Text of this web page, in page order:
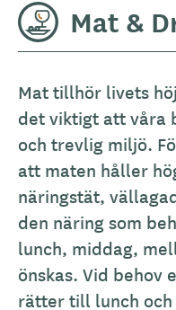
Mat &
A
l
l
m
ä
n
b
e
s
Mat tillhör livets
det viktigt att våra
och trevlig miljö.
att maten håller
näringstät,
den näring som
lunch, middag,
önskas. Vid behov
rätter till lunch